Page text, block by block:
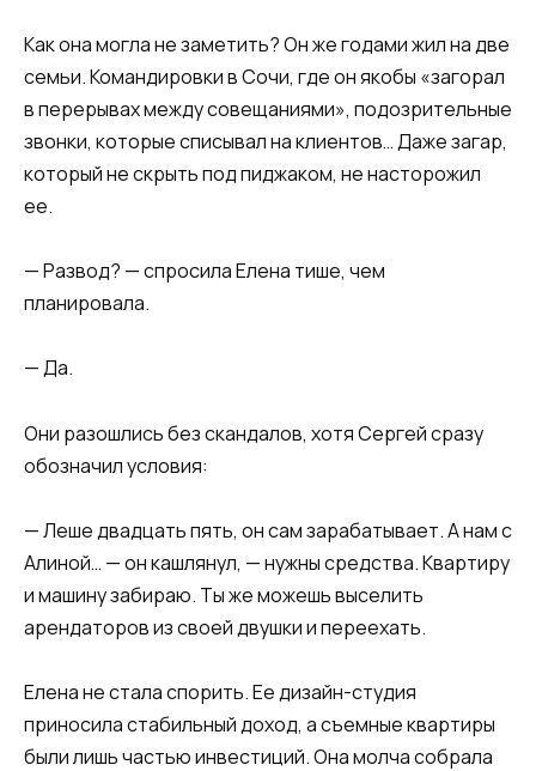
​Как она могла не заметить? Он же годами жил на две
семьи. Командировки в Сочи, где он якобы «загорал
в перерывах между совещаниями», подозрительные
звонки, которые списывал на клиентов… Даже загар,
который не скрыть под пиджаком, не насторожил
ее.​
​— Развод? — спросила Елена тише, чем
планировала.​
​— Да.​
​Они разошлись без скандалов, хотя Сергей сразу
обозначил условия:​
​— Леше двадцать пять, он сам зарабатывает. А нам с
Алиной… — он кашлянул, — нужны средства. Квартиру
и машину забираю. Ты же можешь выселить
арендаторов из своей двушки и переехать.​
​Елена не стала спорить. Ее дизайн-студия
приносила стабильный доход, а съемные квартиры
были лишь частью инвестиций. Она молча собрала